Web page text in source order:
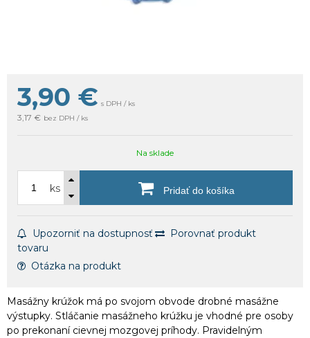
3,90 € s DPH / ks
3,17 € bez DPH / ks
Na sklade
ks Pridať do košíka
Upozorniť na dostupnosť
tovaru
Porovnať produkt
Otázka na produkt
Masážny krúžok má po svojom obvode drobné masážne
výstupky. Stláčanie masážneho krúžku je vhodné pre osoby
po prekonaní cievnej mozgovej príhody. Pravidelným